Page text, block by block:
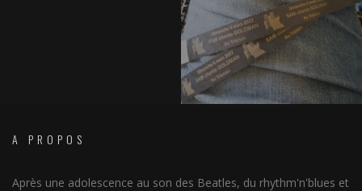
A PROPOS
Après une adolescence au son des Beatles, du rhythm'n'blues et